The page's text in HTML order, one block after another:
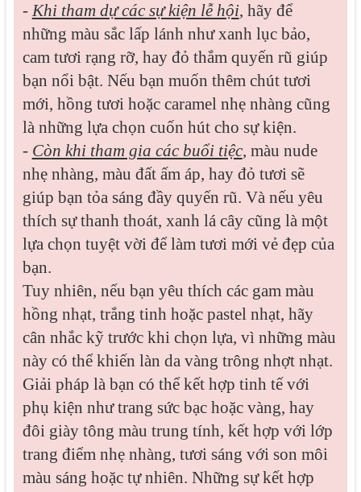
- Khi tham dự các sự kiện lễ hội, hãy để
những màu sắc lấp lánh như xanh lục bảo,
cam tươi rạng rỡ, hay đỏ thắm quyến rũ giúp
bạn nổi bật. Nếu bạn muốn thêm chút tươi
mới, hồng tươi hoặc caramel nhẹ nhàng cũng
là những lựa chọn cuốn hút cho sự kiện.
- Còn khi tham gia các buổi tiệc, màu nude
nhẹ nhàng, màu đất ấm áp, hay đỏ tươi sẽ
giúp bạn tỏa sáng đầy quyến rũ. Và nếu yêu
thích sự thanh thoát, xanh lá cây cũng là một
lựa chọn tuyệt vời để làm tươi mới vẻ đẹp của
bạn.
Tuy nhiên, nếu bạn yêu thích các gam màu
hồng nhạt, trắng tinh hoặc pastel nhạt, hãy
cân nhắc kỹ trước khi chọn lựa, vì những màu
này có thể khiến làn da vàng trông nhợt nhạt.
Giải pháp là bạn có thể kết hợp tinh tế với
phụ kiện như trang sức bạc hoặc vàng, hay
đôi giày tông màu trung tính, kết hợp với lớp
trang điểm nhẹ nhàng, tươi sáng với son môi
màu sáng hoặc tự nhiên. Những sự kết hợp